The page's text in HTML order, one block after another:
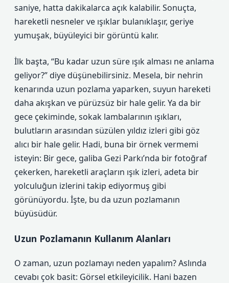
saniye, hatta dakikalarca açık kalabilir. Sonuçta,
hareketli nesneler ve ışıklar bulanıklaşır, geriye
yumuşak, büyüleyici bir görüntü kalır.
İlk başta, “Bu kadar uzun süre ışık alması ne anlama
geliyor?” diye düşünebilirsiniz. Mesela, bir nehrin
kenarında uzun pozlama yaparken, suyun hareketi
daha akışkan ve pürüzsüz bir hale gelir. Ya da bir
gece çekiminde, sokak lambalarının ışıkları,
bulutların arasından süzülen yıldız izleri gibi göz
alıcı bir hale gelir. Hadi, buna bir örnek vermemi
isteyin: Bir gece, galiba Gezi Parkı’nda bir fotoğraf
çekerken, hareketli araçların ışık izleri, adeta bir
yolculuğun izlerini takip ediyormuş gibi
görünüyordu. İşte, bu da uzun pozlamanın
büyüsüdür.
Uzun Pozlamanın Kullanım Alanları
O zaman, uzun pozlamayı neden yapalım? Aslında
cevabı çok basit: Görsel etkileyicilik. Hani bazen